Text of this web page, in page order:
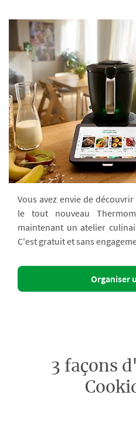
Vous avez envie de
le tout nouveau
maintenant un atelier
C'est gratuit et sans
Organiser
3 façons